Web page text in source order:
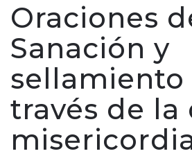
Oraciones
Sanación y
sellamiento
través de la